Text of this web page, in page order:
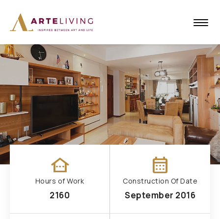
other_houses
Hours of Work
2160
calendar_month
Construction Of Date
September 2016